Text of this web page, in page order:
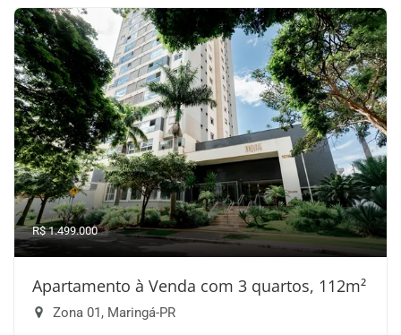
R$ 1.499.000
Apartamento à Venda com 3 quartos, 112m²
Zona 01, Maringá-PR